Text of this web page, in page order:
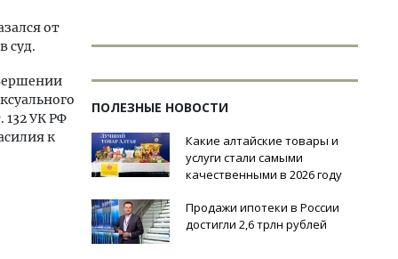
от
суд.
132 УК РФ
к
ПОЛЕЗНЫЕ НОВОСТИ
Какие алтайские товары и
услуги стали самыми
качественными в 2026 году
Продажи ипотеки в России
достигли 2,6 трлн рублей